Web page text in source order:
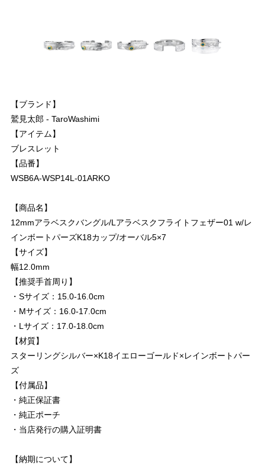
【ブランド】
鷲見太郎 - TaroWashimi
【アイテム】
ブレスレット
【品番】
WSB6A-WSP14L-01ARKO
【商品名】
12mmアラベスクバングル/Lアラベスクフライトフェザー01 w/レ
インボートパーズK18カップ/オーバル5×7
【サイズ】
幅12.0mm
【推奨手首周り】
・Sサイズ：15.0-16.0cm
・Mサイズ：16.0-17.0cm
・Lサイズ：17.0-18.0cm
【材質】
スターリングシルバー×K18イエローゴールド×レインボートパー
ズ
【付属品】
・純正保証書
・純正ポーチ
・当店発行の購入証明書
【納期について】